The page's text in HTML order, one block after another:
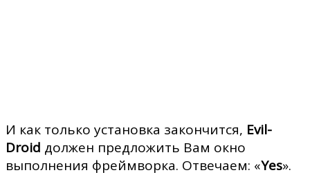
И как только установка закончится, Evil-
Droid должен предложить Вам окно
выполнения фреймворка. Отвечаем: «Yes».